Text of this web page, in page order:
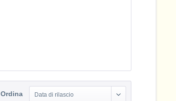
Ordina Data di rilascio